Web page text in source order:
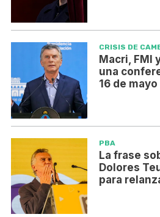
CRISIS DE
Macri, FMI
una
16 de
PBA
La frase
Dolores
para